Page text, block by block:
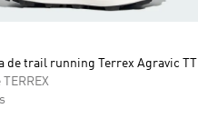
de trail running Terrex Agravic TT